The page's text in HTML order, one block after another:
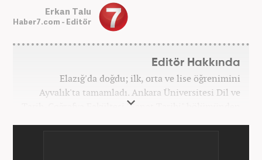
Erkan Talu
Haber7.com - Editör
Editör Hakkında
Elazığ'da doğdu; ilk, orta ve lise öğrenimini
Ayvalık'ta tamamladı. Ankara Üniversitesi Dil ve
Tarih-Coğrafya Fakültesi "Sanat Tarihi" bölümünden